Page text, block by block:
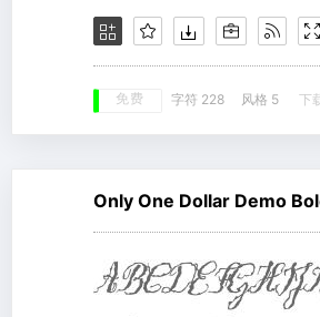
免费 字符 228 风格 5 下
Only One Dollar Demo